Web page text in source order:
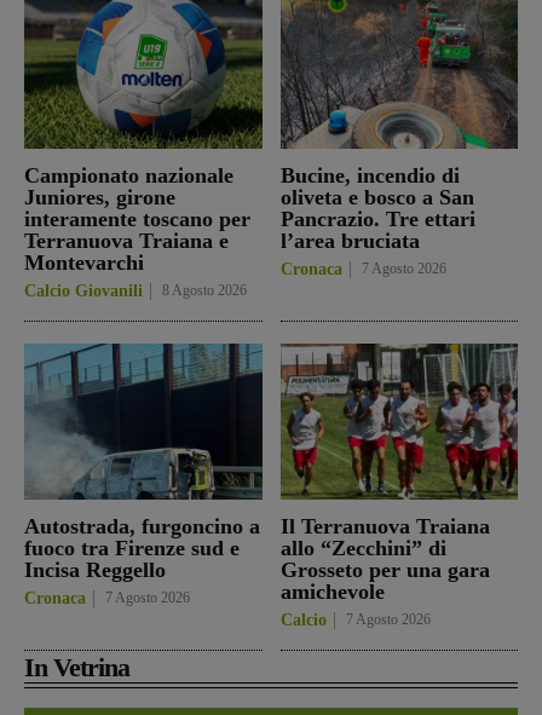
Campionato nazionale
Juniores, girone
interamente toscano per
Terranuova Traiana e
Montevarchi
Calcio Giovanili 8 Agosto 2026
Bucine, incendio di
oliveta e bosco a San
Pancrazio. Tre ettari
l’area bruciata
Cronaca 7 Agosto 2026
Autostrada, furgoncino a
fuoco tra Firenze sud e
Incisa Reggello
Cronaca 7 Agosto 2026
Il Terranuova Traiana
allo “Zecchini” di
Grosseto per una gara
amichevole
Calcio 7 Agosto 2026
In Vetrina